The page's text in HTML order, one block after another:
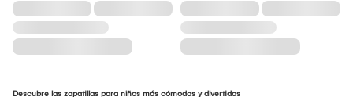
Descubre las zapatillas para niños más cómodas y divertidas